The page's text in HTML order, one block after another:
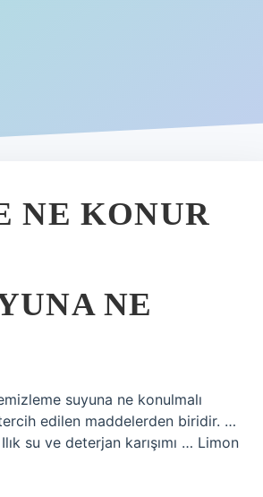
NE KONUR
NE
suyuna ne konulmalı
edilen maddelerden biridir. …
su ve deterjan karışımı … Limon